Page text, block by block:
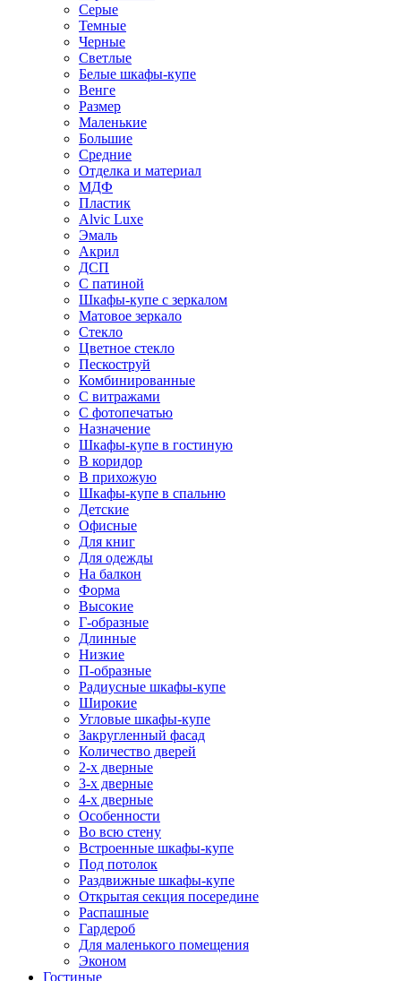
Серые
Темные
Черные
Светлые
Белые шкафы-купе
Венге
Размер
Маленькие
Большие
Средние
Отделка и материал
МДФ
Пластик
Alvic Luxe
Эмаль
Акрил
ДСП
С патиной
Шкафы-купе с зеркалом
Матовое зеркало
Стекло
Цветное стекло
Пескоструй
Комбинированные
С витражами
С фотопечатью
Назначение
Шкафы-купе в гостиную
В коридор
В прихожую
Шкафы-купе в спальню
Детские
Офисные
Для книг
Для одежды
На балкон
Форма
Высокие
Г-образные
Длинные
Низкие
П-образные
Радиусные шкафы-купе
Широкие
Угловые шкафы-купе
Закругленный фасад
Количество дверей
2-х дверные
3-х дверные
4-х дверные
Особенности
Во всю стену
Встроенные шкафы-купе
Под потолок
Раздвижные шкафы-купе
Открытая секция посередине
Распашные
Гардероб
Для маленького помещения
Эконом
Гостиные